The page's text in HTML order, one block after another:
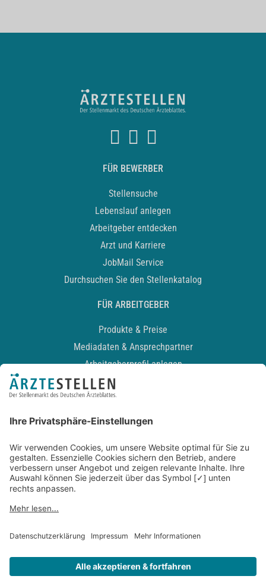
FÜR BEWERBER
Stellensuche
Lebenslauf anlegen
Arbeitgeber entdecken
Arzt und Karriere
JobMail Service
Durchsuchen Sie den Stellenkatalog
FÜR ARBEITGEBER
Produkte & Preise
Mediadaten & Ansprechpartner
Arbeitgeberprofil anlegen
Recruiting-Podcast
Kontakt
Datenschutz
Newsletter